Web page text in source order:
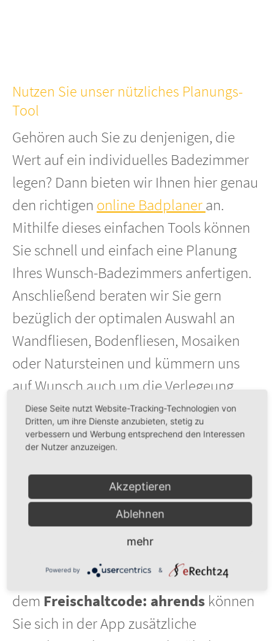
About us
Lorem ipsum dolor sit amet, consectetuer adipiscing elit.
Aenean commodo ligula eget dolor. Aenean massa. Cum sociis
natoque penatibus et magnis dis parturient montes, nascetur
ridiculus mus. Donec quam felis, ultricies nec.
Nutzen Sie unser nützliches Planungs-
Tool
Gehören auch Sie zu denjenigen, die
Wert auf ein individuelles Badezimmer
legen? Dann bieten wir Ihnen hier genau
den richtigen online Badplaneran.
Mithilfe dieses einfachen Tools können
Sie schnell und einfach eine Planung
Ihres Wunsch-Badezimmers anfertigen.
Anschließend beraten wir Sie gern
bezüglich der optimalen Auswahl an
Wandfliesen, Bodenfliesen, Mosaiken
oder Natursteinen und kümmern uns
auf Wunsch auch um die Verlegeung.
Auch als App erhältlich
Sie wollen Ihr Badezimmer auch mobil
Freunden und Familie Ihre neuesten
Ideen präsentieren? Dann laden Sie sich
diekostenlose App Palette@homein
(Android, iOS und Windows). Mit
dem Freischaltcode: ahrends können
Sie sich in der App zusätzliche
Diese Seite nutzt Website-Tracking-Technologien von
Dritten, um ihre Dienste anzubieten, stetig zu
verbessern und Werbung entsprechend den Interessen
der Nutzer anzuzeigen.
Akzeptieren
Ablehnen
mehr
Powered by &